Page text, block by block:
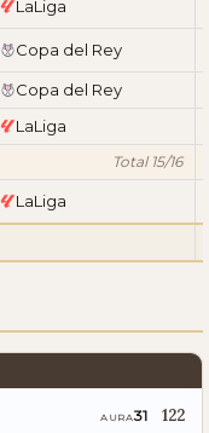
LaLiga
Copa del Rey
Copa del Rey
LaLiga
Total 15/16
LaLiga
AURA31 122